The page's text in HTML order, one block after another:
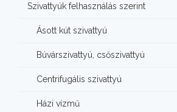
Szivattyúk felhasználás szerint
Ásott kút szivattyú
Búvárszivattyú, csőszivattyú
Centrifugális szivattyú
Házi vízmű